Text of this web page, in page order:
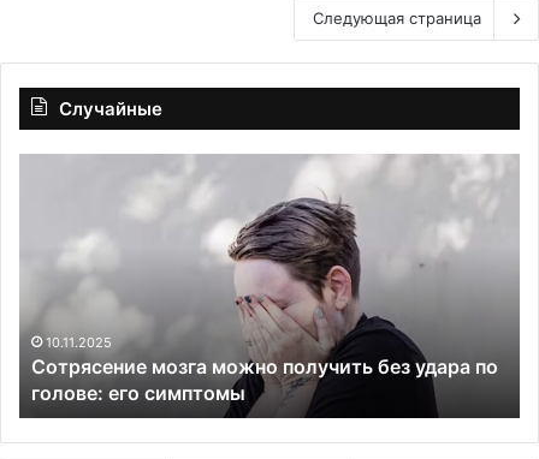
Следующая страница
Случайные
получить
по
голове:
его
симптомы
10.11.2025
Сотрясение мозга можно получить без удара по
голове: его симптомы